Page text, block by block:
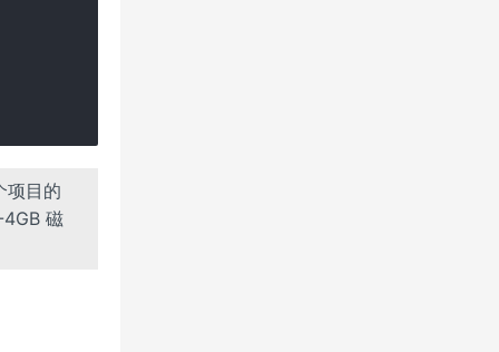
项目的
磁